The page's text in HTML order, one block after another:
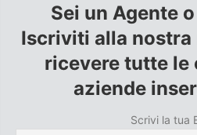
Sei un Agente
Iscriviti alla
ricevere tutte le
aziende
Scrivi la tua